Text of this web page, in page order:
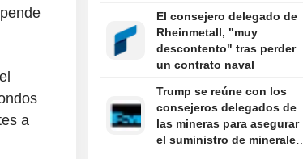
a
El consejero delegado de
Rheinmetall, "muy
descontento" tras perder
un contrato naval
Trump se reúne con los
consejeros delegados de
las mineras para asegurar
el suministro de minerales